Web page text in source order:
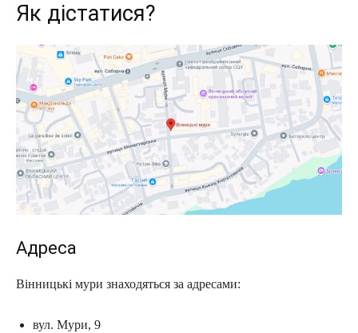
Як дістатися?
Адреса
Вінницькі мури знаходяться за адресами:
вул. Мури, 9